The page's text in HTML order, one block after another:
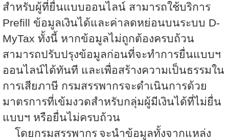
สําหรับผู้ที่ยื่นแบบออนไลน์ สามารถใช้บริการ
Prefill ข้อมูลเงินได้และค่าลดหย่อนบนระบบ D-
MyTax ทั้งนี้ หากข้อมูลไม่ถูกต้องครบถ้วน
สามารถปรับปรุงข้อมูลก่อนที่จะทำการยื่นแบบฯ
ออนไลน์ได้ทันที และเพื่อสร้างความเป็นธรรมใน
การเสียภาษี กรมสรรพากรจะดำเนินการด้วย
มาตรการที่เข้มงวดสำหรับกลุ่มผู้มีเงินได้ที่ไม่ยื่น
แบบฯ หรือยื่นไม่ครบถ้วน
โดยกรมสรรพากร จะนำข้อมูลทั้งจากแหล่ง